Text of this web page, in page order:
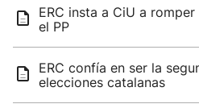
ERC insta a CiU a
el PP
ERC confía en ser la
elecciones catalanas